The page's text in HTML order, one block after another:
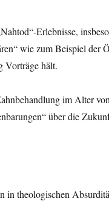
Erlebnisse,
wie zum Beispiel der
Vorträge hält.
im Alter
über die
in theologischen